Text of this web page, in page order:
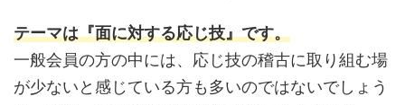
テーマは『面に対する応じ技』です。
一般会員の方の中には、応じ技の稽古に取り組む場
が少ないと感じている方も多いのではないでしょう